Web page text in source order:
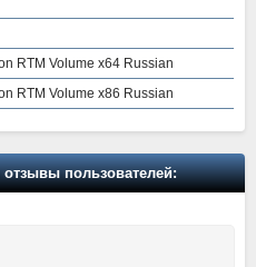
RTM Volume x64 Russian
RTM Volume x86 Russian
пользователей: